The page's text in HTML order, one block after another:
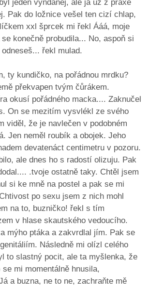
jeden vyndanej, ale já už z praxe
Pak do ložnice vešel ten cizí chlap,
xxl šprcek mi řekl Ááá, moje
konečně probudila... No, aspoň si
řekl mulad.
ty kundičko, na pořádnou mrdku?
překvapen tvým čůrákem.
okusí pořádného macka.... Zaknučel
On se mezitím vysvlékl ze svého
viděl, že je navlečen v podobném
Jen neměl roubík a obojek. Jeho
devatenáct centimetru v pozoru.
ale dnes ho s radostí olizuju. Pak
.tvoje ostatně taky. Chtěl jsem
si ke mně na postel a pak se mi
po sexu jsem z nich mohl
na to, buzničko! řekl s tím
v hlase skautského vedoucího.
mýho ptáka a zakvrdlal jím. Pak se
Následně mi olízl celého
to slastný pocit, ale ta myšlenka, že
mi momentálně hnusila,
a buzna, ne to ne, zachraňte mě